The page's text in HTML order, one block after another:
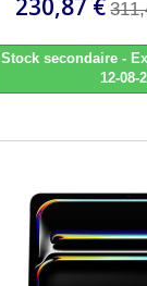
230,87 €
Stock secondaire -
12-08-